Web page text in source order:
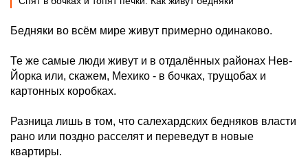
Бедняки во всём мире живут примерно одинаково.
Те же самые люди живут и в отдалённых районах Нев-
Йорка или, скажем, Мехико - в бочках, трущобах и
картонных коробках.
Разница лишь в том, что салехардских бедняков власти
рано или поздно расселят и переведут в новые
квартиры.